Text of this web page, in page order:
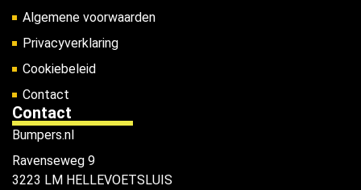
Algemene voorwaarden
Privacyverklaring
Cookiebeleid
Contact
Contact
Bumpers.nl
Ravenseweg 9
3223 LM HELLEVOETSLUIS